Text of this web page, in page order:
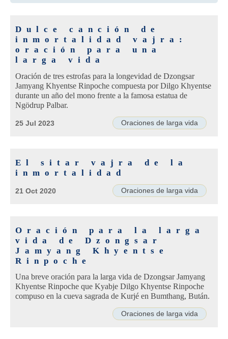
Dulce canción de
inmortalidad vajra:
oración para una
larga vida
Oración de tres estrofas para la longevidad de Dzongsar
Jamyang Khyentse Rinpoche compuesta por Dilgo Khyentse
durante un año del mono frente a la famosa estatua de
Ngödrup Palbar.
Oraciones de larga vida
25 Jul 2023
El sitar vajra de la
inmortalidad
Oraciones de larga vida
21 Oct 2020
Oración para la larga
vida de Dzongsar
Jamyang Khyentse
Rinpoche
Una breve oración para la larga vida de Dzongsar Jamyang
Khyentse Rinpoche que Kyabje Dilgo Khyentse Rinpoche
compuso en la cueva sagrada de Kurjé en Bumthang, Bután.
Oraciones de larga vida